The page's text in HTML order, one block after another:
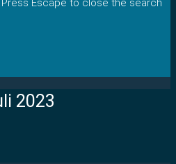
Press Escape to close the search
2023